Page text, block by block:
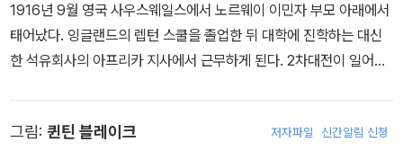
1916년 9월 영국 사우스웨일스에서 노르웨이 이민자 부모 아래에서
태어났다. 잉글랜드의 렙턴 스쿨을 졸업한 뒤 대학에 진학하는 대신
한 석유회사의 아프리카 지사에서 근무하게 된다. 2차대전이 일어나
기꾼으로서의 소질을 발휘하기 시작한다. 전투기 조종사로서 실전 경
그림: 퀸틴 블레이크 저자파일 신간알림 신청